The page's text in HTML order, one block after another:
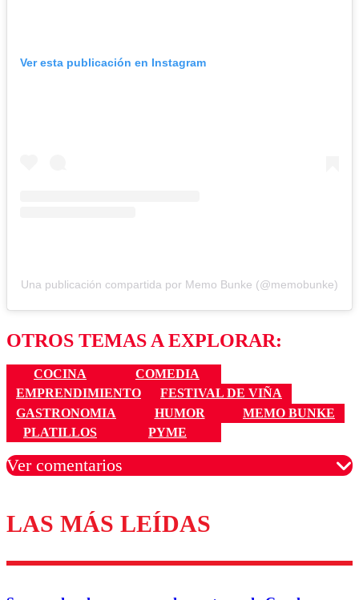
Ver esta publicación en Instagram
Una publicación compartida por Memo Bunke (@memobunke)
OTROS TEMAS A EXPLORAR:
COCINA
COMEDIA
EMPRENDIMIENTO
FESTIVAL DE VIÑA
GASTRONOMIA
HUMOR
MEMO BUNKE
PLATILLOS
PYME
Ver comentarios
Los comentarios son moderados para garantizar un
diálogo respetuoso.
LAS MÁS LEÍDAS